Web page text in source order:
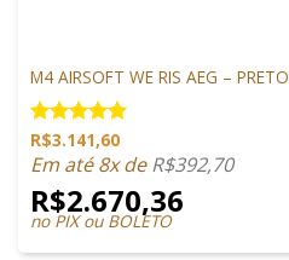
M4 AIRSOFT WE RIS AEG – PRETO
Avaliação
5.00 de 5
R$3.141,60
Em até 8x deR$392,70
R$2.670,36
no PIX ou BOLETO